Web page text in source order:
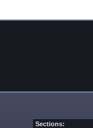
Sections: